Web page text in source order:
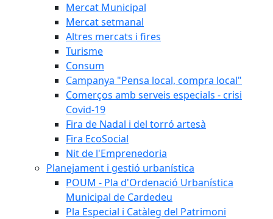
Mercat Municipal
Mercat setmanal
Altres mercats i fires
Turisme
Consum
Campanya "Pensa local, compra local"
Comerços amb serveis especials - crisi
Covid-19
Fira de Nadal i del torró artesà
Fira EcoSocial
Nit de l'Emprenedoria
Planejament i gestió urbanística
POUM - Pla d'Ordenació Urbanística
Municipal de Cardedeu
Pla Especial i Catàleg del Patrimoni